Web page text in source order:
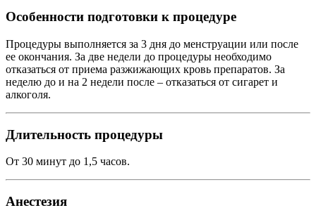
Особенности подготовки к процедуре
Процедуры выполняется за 3 дня до менструации или после
ее окончания. За две недели до процедуры необходимо
отказаться от приема разжижающих кровь препаратов. За
неделю до и на 2 недели после – отказаться от сигарет и
алкоголя.
Длительность процедуры
От 30 минут до 1,5 часов.
Анестезия